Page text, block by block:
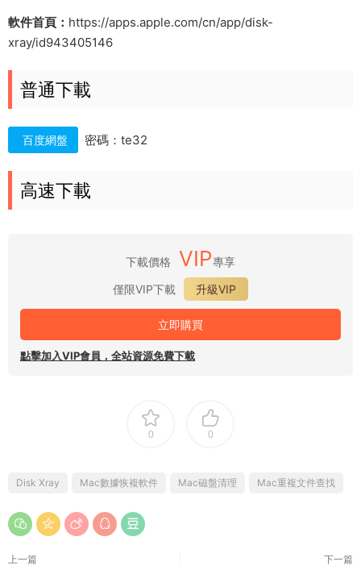
軟件首頁： https://apps.apple.com/cn/app/disk-
xray/id943405146
普通下載
百度網盤 密碼：te32
高速下載
下載價格 VIP專享
僅限VIP下載
升級VIP
立即購買
點擊加入VIP會員，全站資源免費下載
0 0
Disk Xray Mac數據恢複軟件 Mac磁盤清理 Mac重複文件查找
上一篇 下一篇